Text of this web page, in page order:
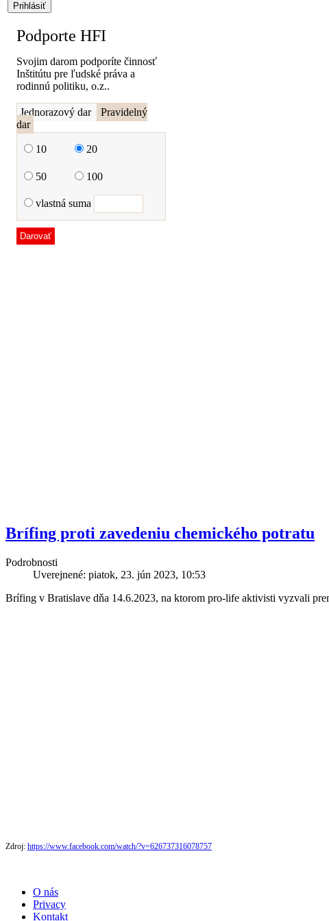
Brífing proti zavedeniu chemického potratu
Podrobnosti
Uverejnené: piatok, 23. jún 2023, 10:53
Brífing v Bratislave dňa 14.6.2023, na ktorom pro-life aktivisti vyzvali
Zdroj: https://www.facebook.com/watch/?v=626737316078757
O nás
Privacy
Kontakt